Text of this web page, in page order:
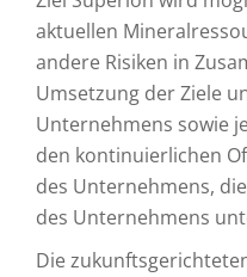
aktuellen
andere Risiken in
Umsetzung der Ziele
Unternehmens sowie
den kontinuierlichen
des Unternehmens,
des Unternehmens
Die